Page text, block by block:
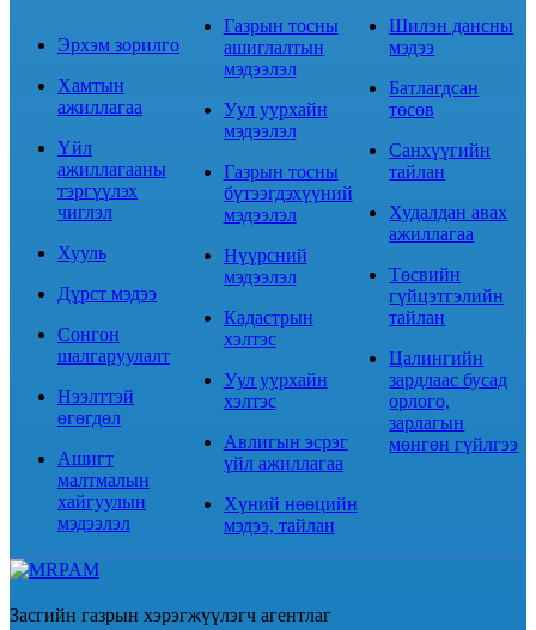
Эрхэм зорилго
Хамтын
ажиллагаа
Үйл
ажиллагааны
тэргүүлэх
чиглэл
Хууль
Дүрст мэдээ
Сонгон
шалгаруулалт
Нээлттэй
өгөгдөл
Ашигт
малтмалын
хайгуулын
мэдээлэл
Газрын тосны
ашиглалтын
мэдээлэл
Уул уурхайн
мэдээлэл
Газрын тосны
бүтээгдэхүүний
мэдээлэл
Нүүрсний
мэдээлэл
Кадастрын
хэлтэс
Уул уурхайн
хэлтэс
Авлигын эсрэг
үйл ажиллагаа
Хүний нөөцийн
мэдээ, тайлан
Шилэн дансны
мэдээ
Батлагдсан
төсөв
Санхүүгийн
тайлан
Худалдан авах
ажиллагаа
Төсвийн
гүйцэтгэлийн
тайлан
Цалингийн
зардлаас бусад
орлого,
зарлагын
мөнгөн гүйлгээ
Засгийн газрын хэрэгжүүлэгч агентлаг